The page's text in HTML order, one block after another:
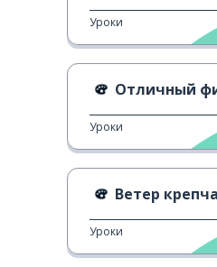
Уроки
Отличный
Уроки
Ветер
Уроки